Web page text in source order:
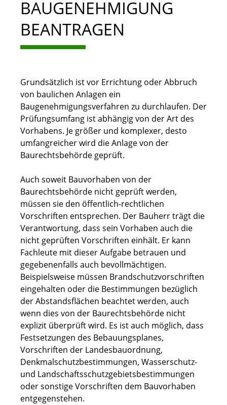
BAUGENEHMIGUNG
BEANTRAGEN
Grundsätzlich ist vor Errichtung oder Abbruch
von baulichen Anlagen ein
Baugenehmigungsverfahren zu durchlaufen. Der
Prüfungsumfang ist abhängig von der Art des
Vorhabens. Je größer und komplexer, desto
umfangreicher wird die Anlage von der
Baurechtsbehörde geprüft.
Auch soweit Bauvorhaben von der
Baurechtsbehörde nicht geprüft werden,
müssen sie den öffentlich-rechtlichen
Vorschriften entsprechen. Der Bauherr trägt die
Verantwortung, dass sein Vorhaben auch die
nicht geprüften Vorschriften einhält. Er kann
Fachleute mit dieser Aufgabe betrauen und
gegebenenfalls auch bevollmächtigen.
Beispielsweise müssen Brandschutzvorschriften
eingehalten oder die Bestimmungen bezüglich
der Abstandsflächen beachtet werden, auch
wenn dies von der Baurechtsbehörde nicht
explizit überprüft wird. Es ist auch möglich, dass
Festsetzungen des Bebauungsplanes,
Vorschriften der Landesbauordnung,
Denkmalschutzbestimmungen, Wasserschutz-
und Landschaftsschutzgebietsbestimmungen
oder sonstige Vorschriften dem Bauvorhaben
entgegenstehen.